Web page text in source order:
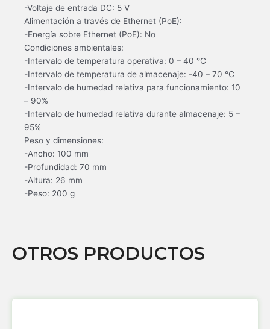
-Voltaje de entrada DC: 5 V
Alimentación a través de Ethernet (PoE):
-Energía sobre Ethernet (PoE): No
Condiciones ambientales:
-Intervalo de temperatura operativa: 0 – 40 °C
-Intervalo de temperatura de almacenaje: -40 – 70 °C
-Intervalo de humedad relativa para funcionamiento: 10
– 90%
-Intervalo de humedad relativa durante almacenaje: 5 –
95%
Peso y dimensiones:
-Ancho: 100 mm
-Profundidad: 70 mm
-Altura: 26 mm
-Peso: 200 g
OTROS PRODUCTOS